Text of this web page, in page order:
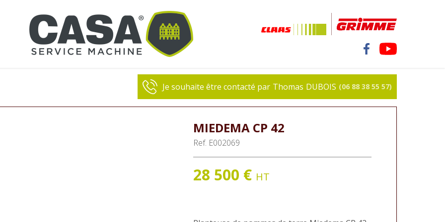
de pommes de terre Miedema CP 42
Je souhaite être contacté par Thomas DUBOIS (06 88 38 55 57)
MIEDEMA CP 42
Ref. E002069
28 500 € HT